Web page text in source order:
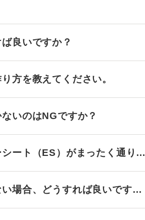
良いですか？
方を教えてください。
いのはNGですか？
ート（ES）がまったく通りま
場合、どうすれば良いです